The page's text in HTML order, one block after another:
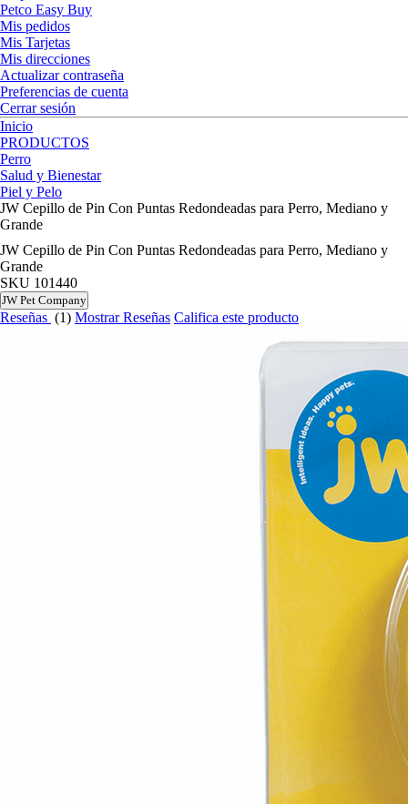
Petco Easy Buy
Mis pedidos
Mis Tarjetas
Mis direcciones
Actualizar contraseña
Preferencias de cuenta
Cerrar sesión
Inicio
PRODUCTOS
Perro
Salud y Bienestar
Piel y Pelo
JW Cepillo de Pin Con Puntas Redondeadas para Perro, Mediano y
Grande
JW Cepillo de Pin Con Puntas Redondeadas para Perro, Mediano y
Grande
SKU 101440
JW Pet Company
Reseñas (1) Mostrar Reseñas Califica este producto